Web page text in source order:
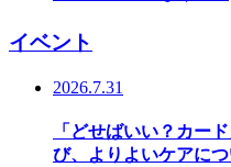
イベント
2026.7.31
「どせばいい？カー
び、よりよいケアに